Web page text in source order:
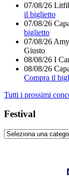
07/08/26
il biglietto
07/08/26
biglietto
07/08/26
Giusto
08/08/26 I
08/08/26
Compra il
Tutti i prossimi
Festival